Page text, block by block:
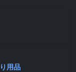
用品